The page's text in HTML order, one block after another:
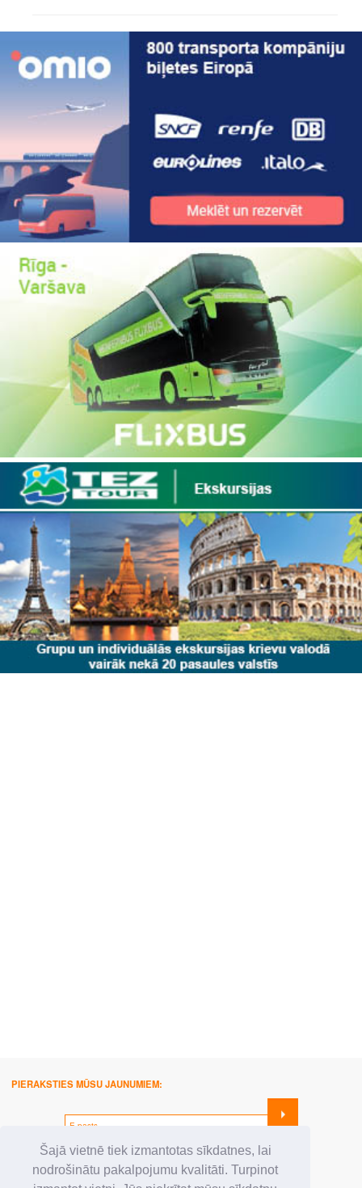
Šajā vietnē tiek izmantotas sīkdatnes, lai
nodrošinātu pakalpojumu kvalitāti. Turpinot
PIERAKSTIES MŪSU JAUNUMIEM:
SEKO MUMS: